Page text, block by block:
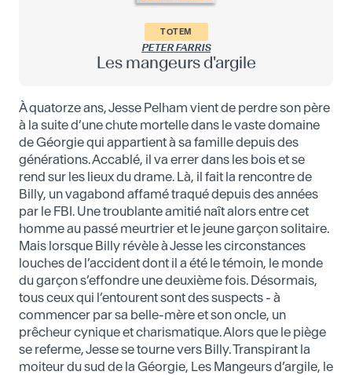
TOTEM
PETER FARRIS
Les mangeurs d'argile
À quatorze ans, Jesse Pelham vient de perdre son père
à la suite d’une chute mortelle dans le vaste domaine
de Géorgie qui appartient à sa famille depuis des
générations. Accablé, il va errer dans les bois et se
rend sur les lieux du drame. Là, il fait la rencontre de
Billy, un vagabond affamé traqué depuis des années
par le FBI. Une troublante amitié naît alors entre cet
homme au passé meurtrier et le jeune garçon solitaire.
Mais lorsque Billy révèle à Jesse les circonstances
louches de l’accident dont il a été le témoin, le monde
du garçon s’effondre une deuxième fois. Désormais,
tous ceux qui l’entourent sont des suspects - à
commencer par sa belle-mère et son oncle, un
prêcheur cynique et charismatique. Alors que le piège
se referme, Jesse se tourne vers Billy. Transpirant la
moiteur du sud de la Géorgie, Les Mangeurs d’argile, le